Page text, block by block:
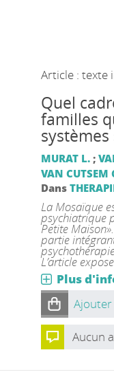
Article : texte
Quel
familles
systèmes
MURAT L.;
VAN CUTSEM
Dans
La Mosaïque
psychiatrique
Petite
partie
L’article
Plus
Aucun